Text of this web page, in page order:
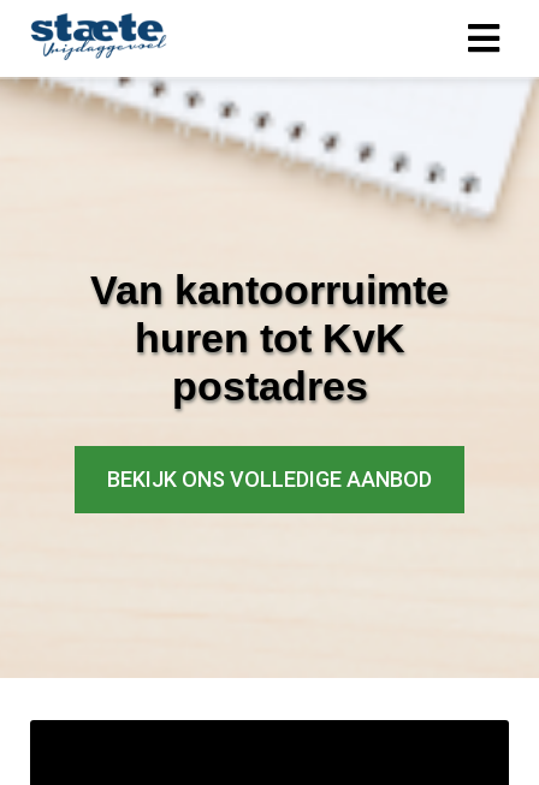
Van kantoorruimte
huren tot KvK
postadres
BEKIJK ONS VOLLEDIGE AANBOD